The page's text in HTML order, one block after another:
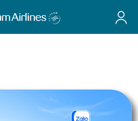
LOTUSMILES
2026